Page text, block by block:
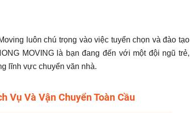
luôn chú trọng vào việc tuyển chọn và đào tạo
MOVING là bạn đang đến với một đội ngũ trẻ,
lĩnh vực chuyển văn nhà.
Vụ Và Vận Chuyển Toàn Cầu